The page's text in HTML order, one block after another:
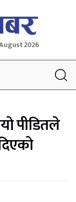
2026
पीडितले